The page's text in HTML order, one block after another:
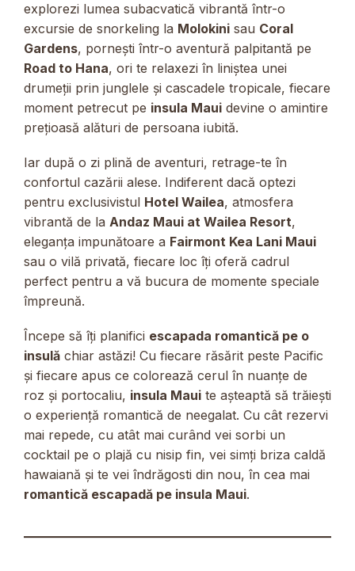
explorezi lumea subacvatică vibrantă într-o
excursie de snorkeling la Molokini sau Coral
Gardens, pornești într-o aventură palpitantă pe
Road to Hana, ori te relaxezi în liniștea unei
drumeții prin junglele și cascadele tropicale, fiecare
moment petrecut pe insula Maui devine o amintire
prețioasă alături de persoana iubită.
Iar după o zi plină de aventuri, retrage-te în
confortul cazării alese. Indiferent dacă optezi
pentru exclusivistul Hotel Wailea, atmosfera
vibrantă de la Andaz Maui at Wailea Resort,
eleganța impunătoare a Fairmont Kea Lani Maui
sau o vilă privată, fiecare loc îți oferă cadrul
perfect pentru a vă bucura de momente speciale
împreună.
Începe să îți planifici escapada romantică pe o
insulă chiar astăzi! Cu fiecare răsărit peste Pacific
și fiecare apus ce colorează cerul în nuanțe de
roz și portocaliu, insula Maui te așteaptă să trăiești
o experiență romantică de neegalat. Cu cât rezervi
mai repede, cu atât mai curând vei sorbi un
cocktail pe o plajă cu nisip fin, vei simți briza caldă
hawaiană și te vei îndrăgosti din nou, în cea mai
romantică escapadă pe insula Maui.